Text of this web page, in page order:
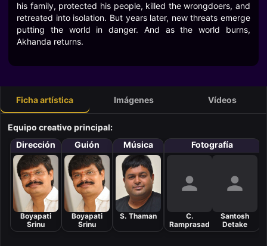
his family, protected his people, killed the wrongdoers, and
retreated into isolation. But years later, new threats emerge
putting the world in danger. And as the world burns,
Akhanda returns.
Ficha artística Imágenes Vídeos
Equipo creativo principal:
Dirección
Boyapati
Srinu
Guión
Boyapati
Srinu
Música
S. Thaman
Fotografía
C.
Ramprasad
Santosh
Detake